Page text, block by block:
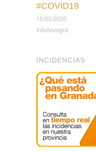
#COVID19
15/03/2020
InfoAsvogra
INCIDENCIAS